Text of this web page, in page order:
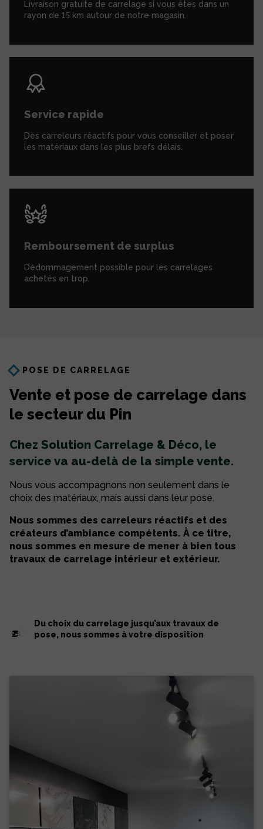
Livraison gratuite de carrelage si vous êtes dans un
rayon de 15 km autour de notre magasin.
Service rapide
Des carreleurs réactifs pour vous conseiller et poser
les matériaux dans les plus brefs délais.
Remboursement de surplus
Dédommagement possible pour les carrelages
achetés en trop.
POSE DE CARRELAGE
Vente et pose de carrelage dans
le secteur du Pin
Chez Solution Carrelage & Déco, le
service va au-delà de la simple vente.
Nous vous accompagnons non seulement dans le
choix des matériaux, mais aussi dans leur pose.
Nous sommes des carreleurs réactifs et des
créateurs d’ambiance compétents. À ce titre,
nous sommes en mesure de mener à bien tous
travaux de carrelage intérieur et extérieur.
Du choix du carrelage jusqu’aux travaux de
pose, nous sommes à votre disposition